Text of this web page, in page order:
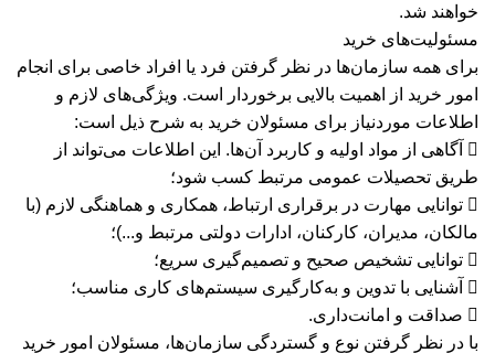
خواهند شد.
مسئولیت‌های خرید
برای همه سازمان‌ها در نظر گرفتن فرد یا افراد خاصی برای انجام
امور خرید از اهمیت بالایی برخوردار است. ویژگی‌های لازم و
اطلاعات موردنیاز برای مسئولان خرید به شرح ذیل است:
 آگاهی از مواد اولیه و کاربرد آن‌ها. این اطلاعات می‌تواند از
طریق تحصیلات عمومی مرتبط کسب شود؛
 توانایی مهارت در برقراری ارتباط، همکاری و هماهنگی لازم (با
مالکان، مدیران، کارکنان، ادارات دولتی مرتبط و...)؛
 توانایی تشخیص صحیح و تصمیم‌گیری سریع؛
 آشنایی با تدوین و به‌کارگیری سیستم‌های کاری مناسب؛
 صداقت و امانت‌داری.
با در نظر گرفتن نوع و گستردگی سازمان‌ها، مسئولان امور خرید